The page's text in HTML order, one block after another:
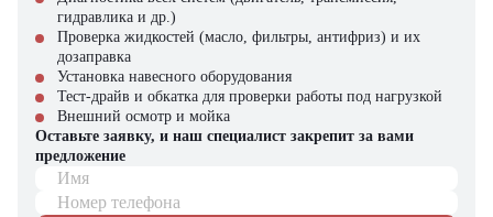
гидравлика и др.)
Проверка жидкостей (масло, фильтры, антифриз) и их
дозаправка
Установка навесного оборудования
Тест-драйв и обкатка для проверки работы под нагрузкой
Внешний осмотр и мойка
Оставьте заявку, и наш специалист закрепит за вами
предложение
Имя
Номер телефона